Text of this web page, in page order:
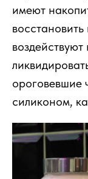
имеют
ороговевшие
силиконом,